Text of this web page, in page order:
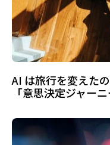
AI は旅行を変えた
「意思決定ジャー